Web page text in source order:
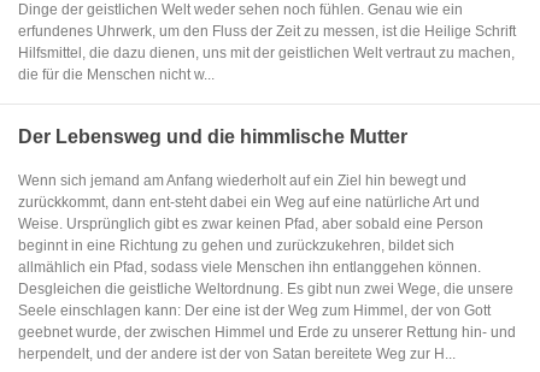
Dinge der geistlichen Welt weder sehen noch fühlen. Genau wie ein
erfundenes Uhrwerk, um den Fluss der Zeit zu messen, ist die Heilige Schrift
Hilfsmittel, die dazu dienen, uns mit der geistlichen Welt vertraut zu machen,
die für die Menschen nicht w...
Der Lebensweg und die himmlische Mutter
Wenn sich jemand am Anfang wiederholt auf ein Ziel hin bewegt und
zurückkommt, dann ent-steht dabei ein Weg auf eine natürliche Art und
Weise. Ursprünglich gibt es zwar keinen Pfad, aber sobald eine Person
beginnt in eine Richtung zu gehen und zurückzukehren, bildet sich
allmählich ein Pfad, sodass viele Menschen ihn entlanggehen können.
Desgleichen die geistliche Weltordnung. Es gibt nun zwei Wege, die unsere
Seele einschlagen kann: Der eine ist der Weg zum Himmel, der von Gott
geebnet wurde, der zwischen Himmel und Erde zu unserer Rettung hin- und
herpendelt, und der andere ist der von Satan bereitete Weg zur H...